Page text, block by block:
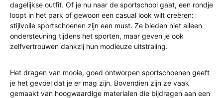
dagelijkse outfit. Of je nu naar de sportschool gaat, een rondje
loopt in het park of gewoon een casual look wilt creëren:
stijlvolle sportschoenen zijn een must. Ze bieden niet alleen
ondersteuning tijdens het sporten, maar geven je ook
zelfvertrouwen dankzij hun modieuze uitstraling.
Het dragen van mooie, goed ontworpen sportschoenen geeft
je het gevoel dat je er mag zijn. Bovendien zijn ze vaak
gemaakt van hoogwaardige materialen die bijdragen aan een